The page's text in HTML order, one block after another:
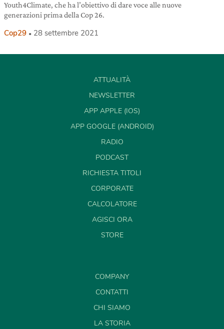
Youth4Climate, che ha l’obiettivo di dare voce alle nuove
generazioni prima della Cop 26.
Cop29 28 settembre 2021
ATTUALITÀ
NEWSLETTER
APP APPLE (IOS)
APP GOOGLE (ANDROID)
RADIO
PODCAST
RICHIESTA TITOLI
CORPORATE
CALCOLATORE
AGISCI ORA
STORE
COMPANY
CONTATTI
CHI SIAMO
LA STORIA